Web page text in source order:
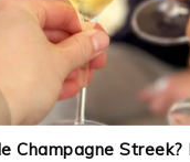
Champagne Streek?